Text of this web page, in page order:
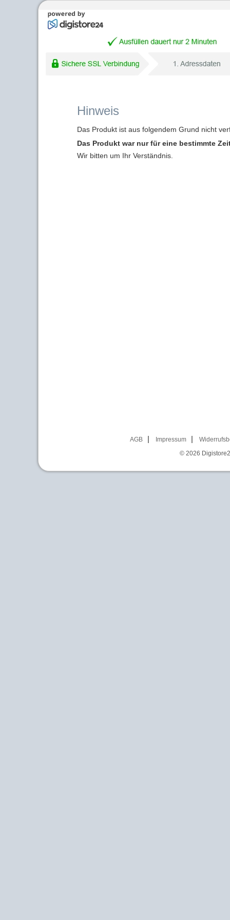
Hinweis
Das Produkt ist aus folgendem Grund nicht
Das Produkt war nur für eine bestimmte
Wir bitten um Ihr Verständnis.
AGB Impressum
© 2026